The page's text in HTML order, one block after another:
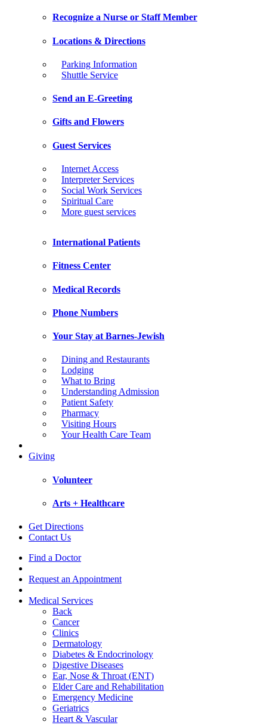
Recognize a Nurse or Staff Member
Locations & Directions
Parking Information
Shuttle Service
Send an E-Greeting
Gifts and Flowers
Guest Services
Internet Access
Interpreter Services
Social Work Services
Spiritual Care
More guest services
International Patients
Fitness Center
Medical Records
Phone Numbers
Your Stay at Barnes-Jewish
Dining and Restaurants
Lodging
What to Bring
Understanding Admission
Patient Safety
Pharmacy
Visiting Hours
Your Health Care Team
Giving
Volunteer
Arts + Healthcare
Get Directions
Contact Us
Find a Doctor
Request an Appointment
Medical Services
Back
Cancer
Clinics
Dermatology
Diabetes & Endocrinology
Digestive Diseases
Ear, Nose & Throat (ENT)
Elder Care and Rehabilitation
Emergency Medicine
Geriatrics
Heart & Vascular